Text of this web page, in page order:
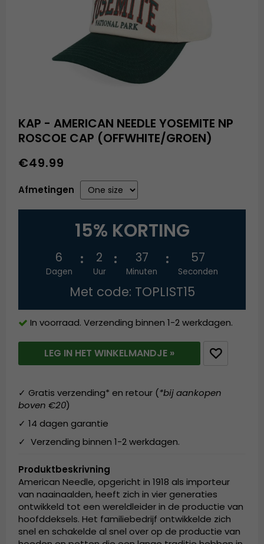
KAP - AMERICAN NEEDLE YOSEMITE NP
ROSCOE CAP (OFFWHITE/GROEN)
€49.99
Afmetingen
15% KORTING
6
Dagen
2
Uur
37
Minuten
56
Seconden
Met code: TOPLIST15
In voorraad. Verzending binnen 1-2 werkdagen.
LEG IN HET WINKELMANDJE »
✓ Gratis verzending* en retour (*bij aankopen
boven €20)
✓ 14 dagen garantie
✓ Verzending binnen 1-2 werkdagen.
Produktbeskrivning
American Needle, opgericht in 1918 als importeur
van naainaalden, heeft zich in vier generaties
ontwikkeld tot een wereldleider in de productie van
hoofddeksels. Het familiebedrijf ontwikkelde zich
snel en schakelde al snel over op de productie van